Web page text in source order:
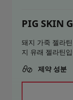
PIG SKIN
돼지 가죽 젤라
지 유래 젤라틴
제약 성분